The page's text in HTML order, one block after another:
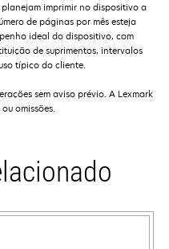
imprimir no dispositivo a
de páginas por mês esteja
ideal do dispositivo, com
de suprimentos, intervalos
típico do cliente.
sem aviso prévio. A Lexmark
omissões.